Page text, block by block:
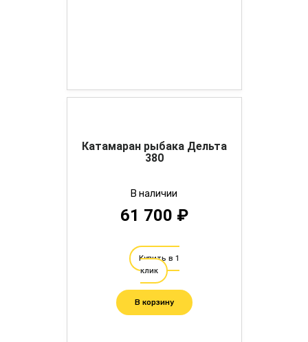
Катамаран рыбака Дельта
380
В наличии
61 700 ₽
Купить в 1
клик
В корзину